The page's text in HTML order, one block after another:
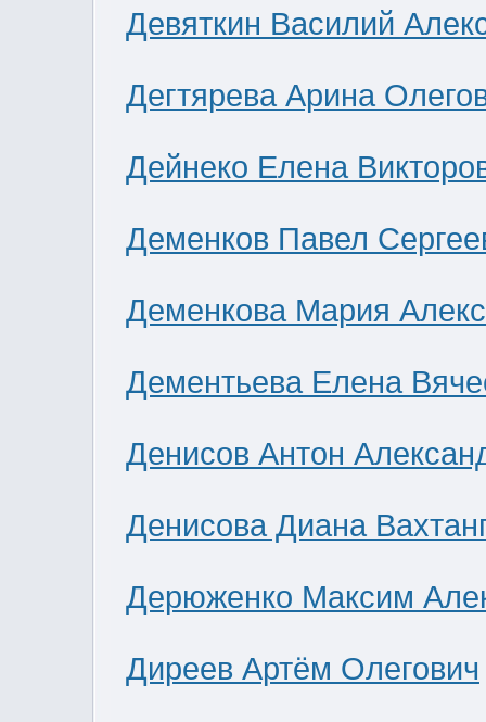
Девяткин Василий
Дегтярева Арина
Дейнеко Елена
Деменков Павел
Деменкова Мария
Дементьева Елена
Денисов Антон
Денисова Диана
Дерюженко Максим
Диреев Артём Олегович